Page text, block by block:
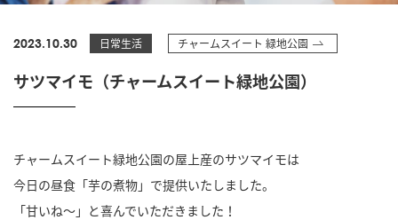
2023.10.30 日常生活 チャームスイート 緑地公園
サツマイモ（チャームスイート緑地公園）
チャームスイート緑地公園の屋上産のサツマイモは
今日の昼食「芋の煮物」で提供いたしました。
「甘いね～」と喜んでいただきました！